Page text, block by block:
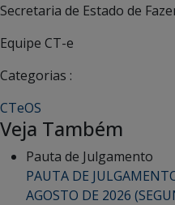
Secretaria de Estado de
Equipe CT-e
Categorias :
CTeOS
Veja Também
Pauta de Julgamento
PAUTA DE
AGOSTO DE 2026